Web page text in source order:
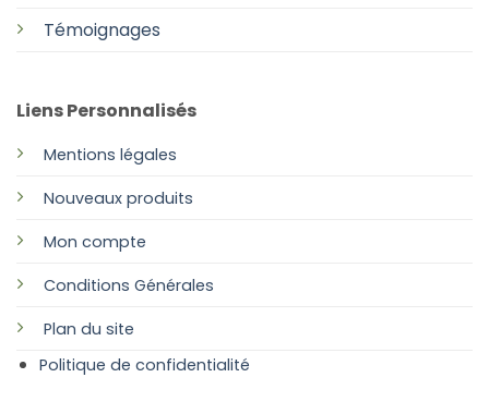
Témoignages
Liens Personnalisés
Mentions légales
Nouveaux produits
Mon compte
Conditions Générales
Plan du site
Politique de confidentialité